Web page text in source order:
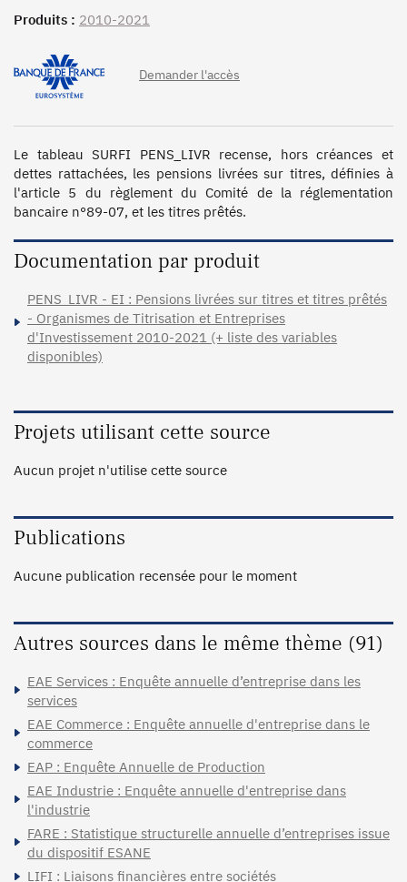
Produits : 2010-2021
Demander l'accès
Le tableau SURFI PENS_LIVR recense, hors créances et
dettes rattachées, les pensions livrées sur titres, définies à
l'article 5 du règlement du Comité de la réglementation
bancaire n°89-07, et les titres prêtés.
Documentation par produit
PENS_LIVR - EI : Pensions livrées sur titres et titres prêtés
- Organismes de Titrisation et Entreprises
d'Investissement 2010-2021 (+ liste des variables
disponibles)
Projets utilisant cette source
Aucun projet n'utilise cette source
Publications
Aucune publication recensée pour le moment
Autres sources dans le même thème (91)
EAE Services : Enquête annuelle d’entreprise dans les
services
EAE Commerce : Enquête annuelle d'entreprise dans le
commerce
EAP : Enquête Annuelle de Production
EAE Industrie : Enquête annuelle d'entreprise dans
l'industrie
FARE : Statistique structurelle annuelle d’entreprises issue
du dispositif ESANE
LIFI : Liaisons financières entre sociétés